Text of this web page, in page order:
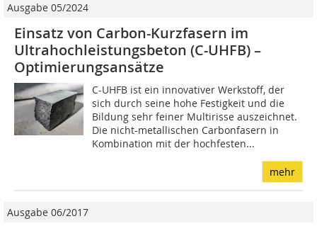
Ausgabe 05/2024
Einsatz von Carbon-Kurzfasern im
Ultrahochleistungsbeton (C-UHFB) –
Optimierungsansätze
C-UHFB ist ein innovativer Werkstoff, der
sich durch seine hohe Festigkeit und die
Bildung sehr feiner Multirisse auszeichnet.
Die nicht-metallischen Carbonfasern in
Kombination mit der hochfesten...
mehr
Ausgabe 06/2017